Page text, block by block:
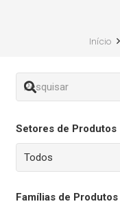
Início
Setores de Produtos
Famílias de Produtos